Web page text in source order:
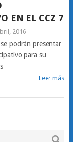
EN EL CCZ 7
2016
podrán presentar
para su
Leer más